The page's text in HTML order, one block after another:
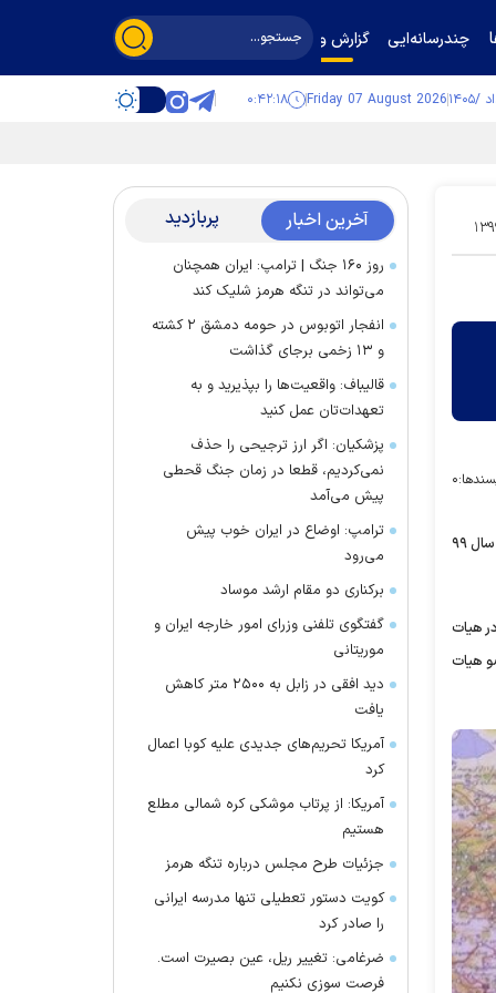
چندرسانه‌ایی گزارش و گفت‌وگو
Friday 07 August 2026 ۰:۴۲:۱۹
۱۳
۰
اسماعیل خلیل‌زاده عضو هیات مدیره استقلال درباره جلسه هیات مدیره این باشگاه اظهار کرد: امروز اولین جلسه هیات مدیره در سال ۹۹
هیات
هیات
آخرین اخبار پربازدید
روز ۱۶۰ جنگ | ترامپ: ایران همچنان
می‌تواند در تنگه هرمز شلیک کند
انفجار اتوبوس در حومه دمشق ۲ کشته
و ۱۳ زخمی برجای گذاشت
قالیباف: واقعیت‌ها را بپذیرید و به
تعهدات‌تان عمل کنید
پزشکیان: اگر ارز ترجیحی را حذف
نمی‌کردیم، قطعا در زمان جنگ قحطی
پیش می‌آمد
ترامپ: اوضاع در ایران خوب پیش
می‌رود
برکناری دو مقام ارشد موساد
گفتگوی تلفنی وزرای امور خارجه ایران و
موریتانی
دید افقی در زابل به ۲۵۰۰ متر کاهش
یافت
آمریکا تحریم‌های جدیدی علیه کوبا اعمال
کرد
آمریکا: از پرتاب موشکی کره شمالی مطلع
هستیم
جزئیات طرح مجلس درباره تنگه هرمز
کویت دستور تعطیلی تنها مدرسه ایرانی
را صادر کرد
ضرغامی: تغییر ریل، عین بصیرت است.
فرصت سوزی نکنیم